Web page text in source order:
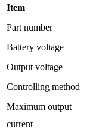
Item
Part number
Battery voltage
Output voltage
Controlling method
Maximum output
current